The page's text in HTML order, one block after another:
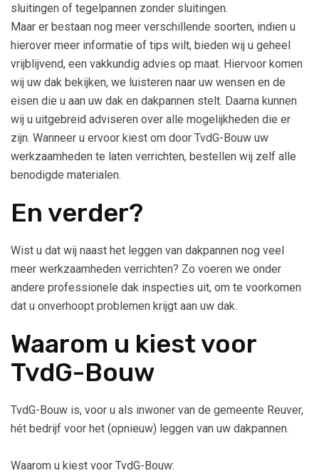
sluitingen of tegelpannen zonder sluitingen.
Maar er bestaan nog meer verschillende soorten, indien u
hierover meer informatie of tips wilt, bieden wij u geheel
vrijblijvend, een vakkundig advies op maat. Hiervoor komen
wij uw dak bekijken, we luisteren naar uw wensen en de
eisen die u aan uw dak en dakpannen stelt. Daarna kunnen
wij u uitgebreid adviseren over alle mogelijkheden die er
zijn. Wanneer u ervoor kiest om door TvdG-Bouw uw
werkzaamheden te laten verrichten, bestellen wij zelf alle
benodigde materialen.
En verder?
Wist u dat wij naast het leggen van dakpannen nog veel
meer werkzaamheden verrichten? Zo voeren we onder
andere professionele dak inspecties uit, om te voorkomen
dat u onverhoopt problemen krijgt aan uw dak.
Waarom u kiest voor
TvdG-Bouw
TvdG-Bouw is, voor u als inwoner van de gemeente Reuver,
hét bedrijf voor het (opnieuw) leggen van uw dakpannen.
Waarom u kiest voor TvdG-Bouw: